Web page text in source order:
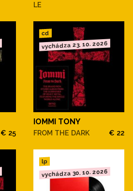
LE
€ 25
cd
vychádza 23. 10. 2026
IOMMI TONY
FROM THE DARK € 22
lp
vychádza 30. 10. 2026